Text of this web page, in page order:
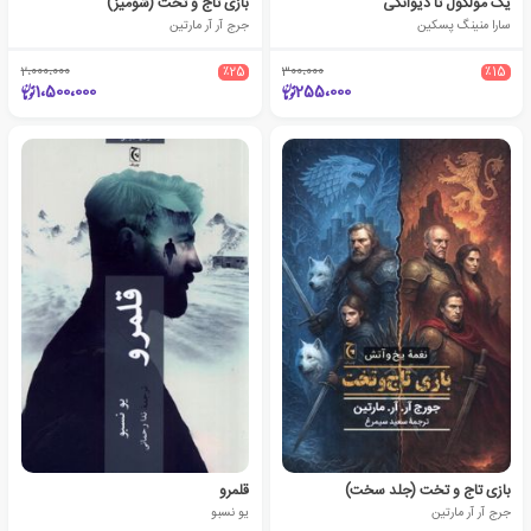
سارا منینگ پسکین
٪15 300،000
255،000
جرج آر آر مارتین
٪25 2،000،000
1،500،000
بازی تاج و تخت (جلد سخت)
جرج آر آر مارتین
قلمرو
یو نسبو